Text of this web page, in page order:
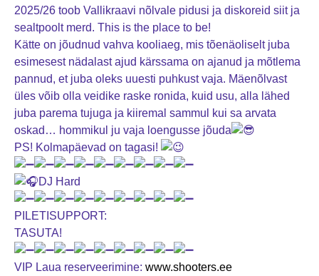
2025/26 toob Vallikraavi nõlvale pidusi ja diskoreid siit ja
sealtpoolt merd. This is the place to be!
Kätte on jõudnud vahva kooliaeg, mis tõenäoliselt juba
esimesest nädalast ajud kärssama on ajanud ja mõtlema
pannud, et juba oleks uuesti puhkust vaja. Mäenõlvast
üles võib olla veidike raske ronida, kuid usu, alla lähed
juba parema tujuga ja kiiremal sammul kui sa arvata
oskad… hommikul ju vaja loengusse jõuda
PS! Kolmapäevad on tagasi!
DJ Hard
PILETISUPPORT:
TASUTA!
VIP Laua reserveerimine: www.shooters.ee